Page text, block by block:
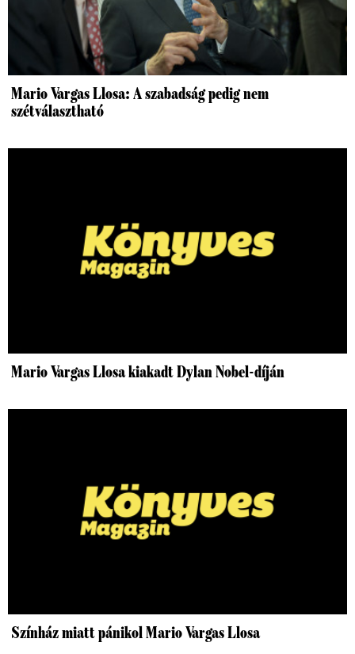
Mario Vargas Llosa: A szabadság pedig nem
szétválasztható
Mario Vargas Llosa kiakadt Dylan Nobel-díján
Színház miatt pánikol Mario Vargas Llosa